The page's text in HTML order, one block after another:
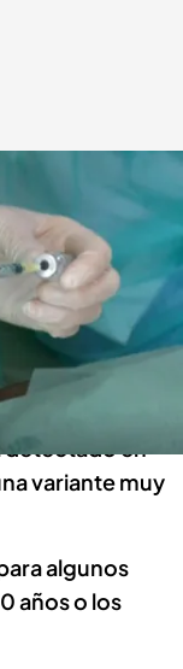
en
a anunciar
detectado en
variante muy
algunos
años o los